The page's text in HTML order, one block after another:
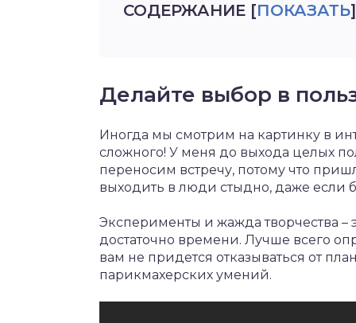
СОДЕРЖАНИЕ [ПОКАЗАТЬ]
Делайте выбор в
Иногда мы смотрим на картинку в
сложного! У меня до выхода целых
переносим встречу, потому что
выходить в люди стыдно, даже если
Эксперименты и жажда творчества –
достаточно времени. Лучше всего
вам не придется отказываться от
парикмахерских умений.